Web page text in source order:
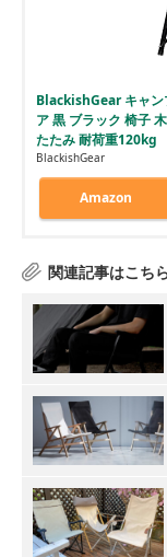
BlackishGear キャン
ア 黒 ブラック 椅子
たたみ 耐荷重120kg
BlackishGear
Amazon